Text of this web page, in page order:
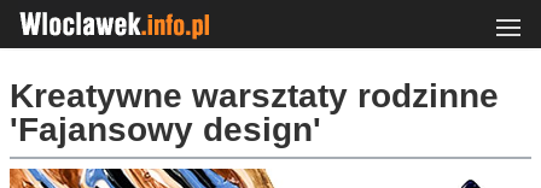
Kreatywne warsztaty rodzinne
'Fajansowy design'